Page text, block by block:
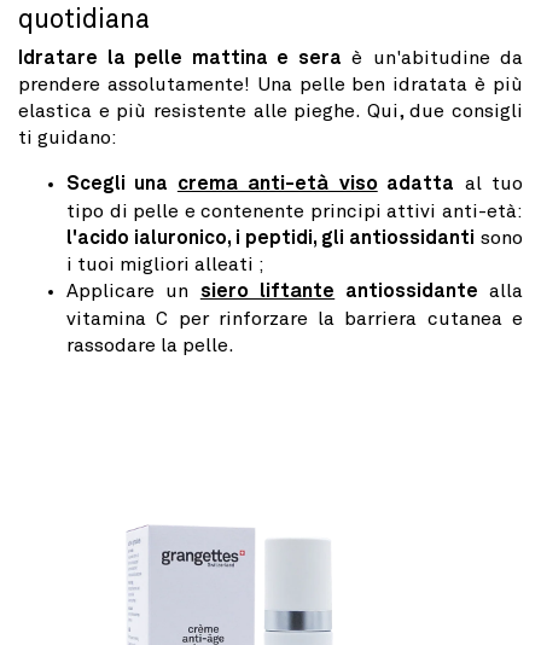
quotidiana
Idratare la pelle mattina e sera è un'abitudine da
prendere assolutamente! Una pelle ben idratata è più
elastica e più resistente alle pieghe. Qui, due consigli
ti guidano:
Scegli una crema anti-età visoadatta al tuo
tipo di pelle e contenente principi attivi anti-età:
l'acido ialuronico, i peptidi, gli antiossidanti sono
i tuoi migliori alleati ;
Applicare un siero liftante antiossidante alla
vitamina C per rinforzare la barriera cutanea e
rassodare la pelle.